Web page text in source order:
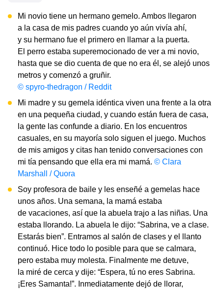
Mi novio tiene un hermano gemelo. Ambos llegaron
a la casa de mis padres cuando yo aún vivía ahí,
y su hermano fue el primero en llamar a la puerta.
El perro estaba superemocionado de ver a mi novio,
hasta que se dio cuenta de que no era él, se alejó unos
metros y comenzó a gruñir.
© spyro-thedragon / Reddit
Mi madre y su gemela idéntica viven una frente a la otra
en una pequeña ciudad, y cuando están fuera de casa,
la gente las confunde a diario. En los encuentros
casuales, en su mayoría solo siguen el juego. Muchos
de mis amigos y citas han tenido conversaciones con
mi tía pensando que ella era mi mamá. © Clara
Marshall / Quora
Soy profesora de baile y les enseñé a gemelas hace
unos años. Una semana, la mamá estaba
de vacaciones, así que la abuela trajo a las niñas. Una
estaba llorando. La abuela le dijo: “Sabrina, ve a clase.
Estarás bien”. Entramos al salón de clases y el llanto
continuó. Hice todo lo posible para que se calmara,
pero estaba muy molesta. Finalmente me detuve,
la miré de cerca y dije: “Espera, tú no eres Sabrina.
¡Eres Samanta!”. Inmediatamente dejó de llorar,